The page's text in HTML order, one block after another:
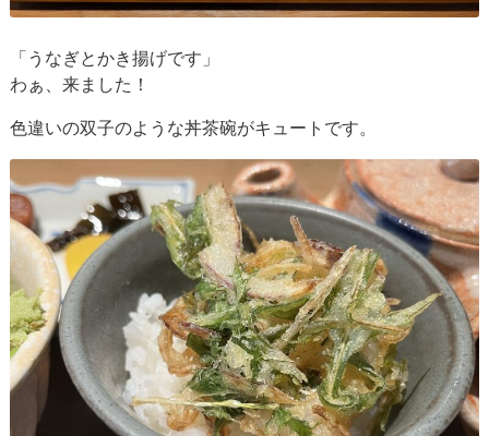
「うなぎとかき揚げです」
わぁ、来ました！
色違いの双子のような丼茶碗がキュートです。